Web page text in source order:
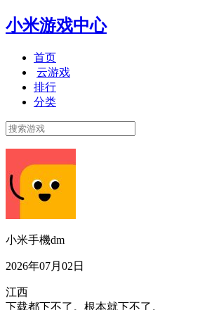
小米游戏中心
首页
云游戏
排行
分类
小米手機dm
2026年07月02日
江西
下载都下不了。根本就下不了。